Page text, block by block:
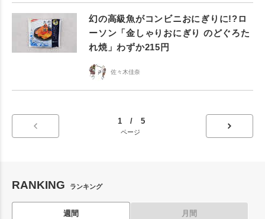
幻の高級魚がコンビニおにぎりに!?ロ
ーソン「金しゃりおにぎり のどぐろた
れ焼」わずか215円
佐々木佳奈
1 / 5
ページ
RANKING ランキング
週間 月間